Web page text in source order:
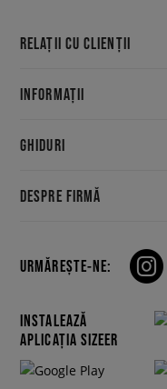
RELAȚII CU CLIENȚII
INFORMAȚII
GHIDURI
DESPRE FIRMĂ
URMĂREȘTE-NE:
INSTALEAZĂ
APLICAȚIA SIZEER